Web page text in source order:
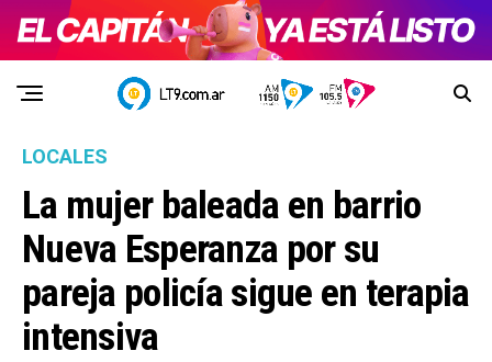
LOCALES
La mujer baleada en barrio
Nueva Esperanza por su
pareja policía sigue en terapia
intensiva